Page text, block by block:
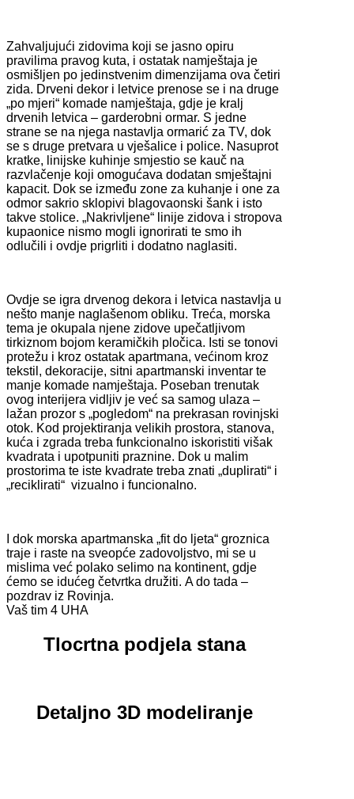
Zahvaljujući zidovima koji se jasno opiru
pravilima pravog kuta, i ostatak namještaja je
osmišljen po jedinstvenim dimenzijama ova četiri
zida. Drveni dekor i letvice prenose se i na druge
„po mjeri“ komade namještaja, gdje je kralj
drvenih letvica – garderobni ormar. S jedne
strane se na njega nastavlja ormarić za TV, dok
se s druge pretvara u vješalice i police. Nasuprot
kratke, linijske kuhinje smjestio se kauč na
razvlačenje koji omogućava dodatan smještajni
kapacit. Dok se između zone za kuhanje i one za
odmor sakrio sklopivi blagovaonski šank i isto
takve stolice. „Nakrivljene“ linije zidova i stropova
kupaonice nismo mogli ignorirati te smo ih
odlučili i ovdje prigrliti i dodatno naglasiti.
Ovdje se igra drvenog dekora i letvica nastavlja u
nešto manje naglašenom obliku. Treća, morska
tema je okupala njene zidove upečatljivom
tirkiznom bojom keramičkih pločica. Isti se tonovi
protežu i kroz ostatak apartmana, većinom kroz
tekstil, dekoracije, sitni apartmanski inventar te
manje komade namještaja. Poseban trenutak
ovog interijera vidljiv je već sa samog ulaza –
lažan prozor s „pogledom“ na prekrasan rovinjski
otok. Kod projektiranja velikih prostora, stanova,
kuća i zgrada treba funkcionalno iskoristiti višak
kvadrata i upotpuniti praznine. Dok u malim
prostorima te iste kvadrate treba znati „duplirati“ i
„reciklirati“ vizualno i funcionalno.
I dok morska apartmanska „fit do ljeta“ groznica
traje i raste na sveopće zadovoljstvo, mi se u
mislima već polako selimo na kontinent, gdje
ćemo se idućeg četvrtka družiti. A do tada –
pozdrav iz Rovinja.
Vaš tim 4 UHA
Tlocrtna podjela stana
Detaljno 3D modeliranje